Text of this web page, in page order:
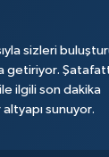
sizleri
getiriyor.
ile ilgili son dakika
sunuyor.